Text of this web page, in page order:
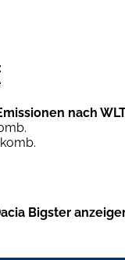
nach
Bigster